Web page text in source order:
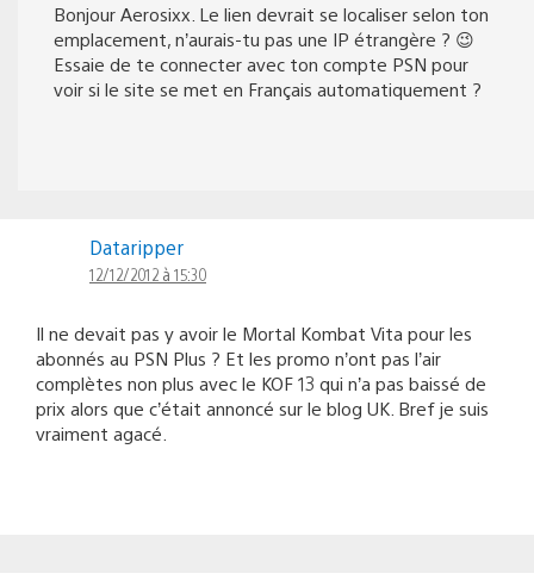
Bonjour Aerosixx. Le lien devrait se localiser selon ton
emplacement, n’aurais-tu pas une IP étrangère ? 😉
Essaie de te connecter avec ton compte PSN pour
voir si le site se met en Français automatiquement ?
Dataripper
12/12/2012 à 15:30
Il ne devait pas y avoir le Mortal Kombat Vita pour les
abonnés au PSN Plus ? Et les promo n’ont pas l’air
complètes non plus avec le KOF 13 qui n’a pas baissé de
prix alors que c’était annoncé sur le blog UK. Bref je suis
vraiment agacé.